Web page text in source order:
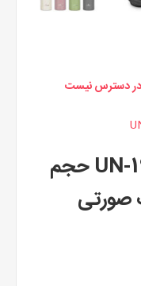
دسترس نیست
ماگ یونیک مدل UN-1906 حجم